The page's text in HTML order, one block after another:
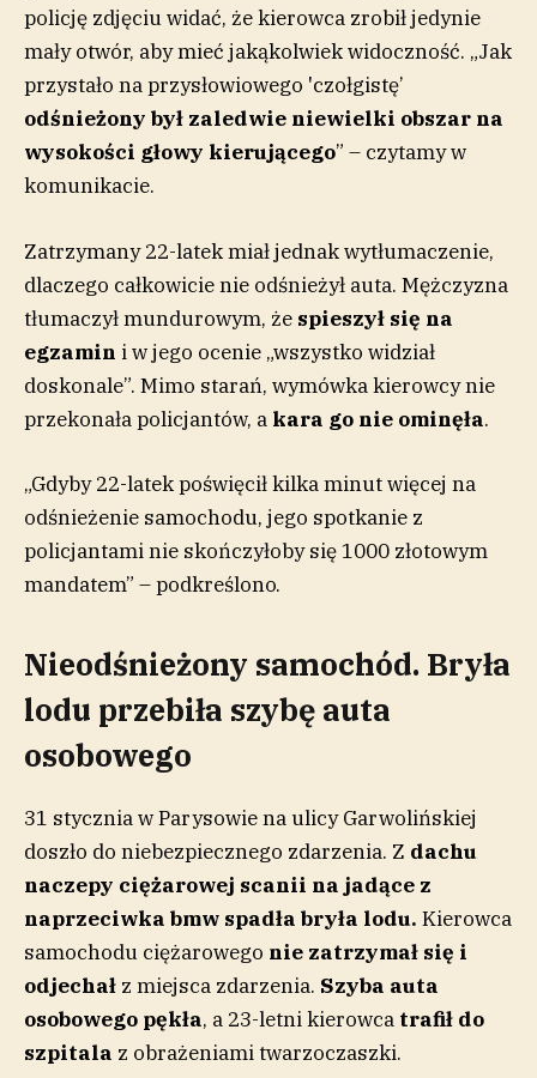
policję zdjęciu widać, że kierowca zrobił jedynie
mały otwór, aby mieć jakąkolwiek widoczność. „Jak
przystało na przysłowiowego 'czołgistę’
odśnieżony był zaledwie niewielki obszar na
wysokości głowy kierującego” – czytamy w
komunikacie.
Zatrzymany 22-latek miał jednak wytłumaczenie,
dlaczego całkowicie nie odśnieżył auta. Mężczyzna
tłumaczył mundurowym, że spieszył się na
egzamin i w jego ocenie „wszystko widział
doskonale”. Mimo starań, wymówka kierowcy nie
przekonała policjantów, a kara go nie ominęła.
„Gdyby 22-latek poświęcił kilka minut więcej na
odśnieżenie samochodu, jego spotkanie z
policjantami nie skończyłoby się 1000 złotowym
mandatem” – podkreślono.
Nieodśnieżony samochód. Bryła
lodu przebiła szybę auta
osobowego
31 stycznia w Parysowie na ulicy Garwolińskiej
doszło do niebezpiecznego zdarzenia. Z dachu
naczepy ciężarowej scanii na jadące z
naprzeciwka bmw spadła bryła lodu. Kierowca
samochodu ciężarowego nie zatrzymał się i
odjechał z miejsca zdarzenia. Szyba auta
osobowego pękła, a 23-letni kierowca trafił do
szpitala z obrażeniami twarzoczaszki.